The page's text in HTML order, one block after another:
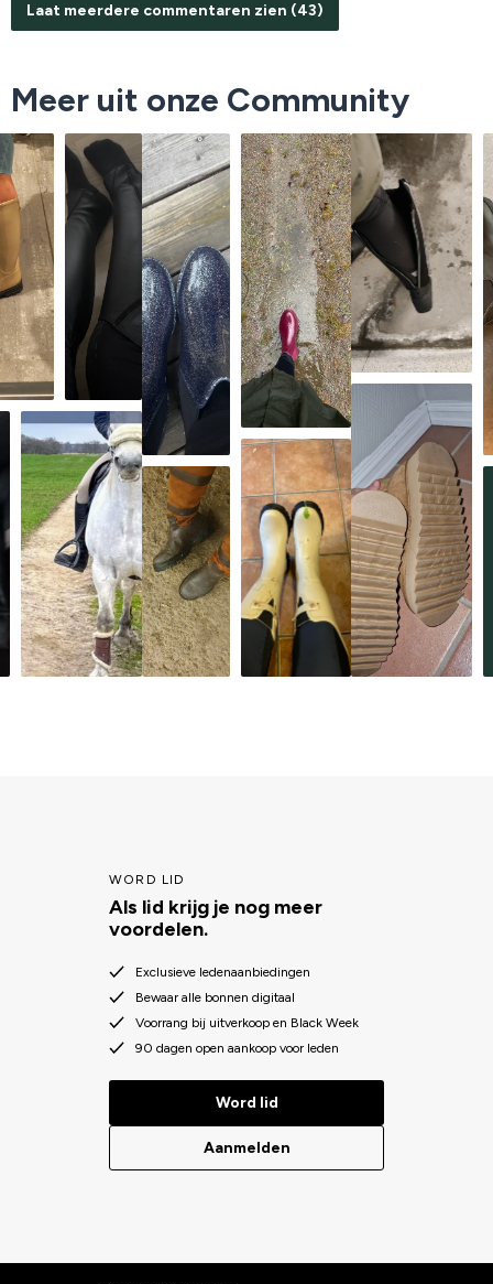
Laat meerdere commentaren zien (43)
Meer uit onze Community
WORD LID
Als lid krijg je nog meer
voordelen.
Exclusieve ledenaanbiedingen
Bewaar alle bonnen digitaal
Voorrang bij uitverkoop en Black Week
90 dagen open aankoop voor leden
Word lid
Aanmelden